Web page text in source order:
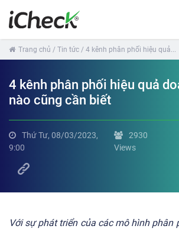
Trang chủ / Tin tức / 4 kênh phân phối hiệu quả...
4 kênh phân phối hiệu quả
nào cũng cần biết
Thứ Tư, 08/03/2023,
9:00
2930
Views
Với sự phát triển của các mô hình phân